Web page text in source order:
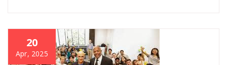
20
Apr, 2025